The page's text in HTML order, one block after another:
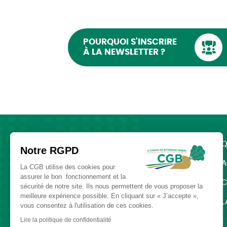
POURQUOI S'INSCRIRE
À LA NEWSLETTER ?
SUIVEZ-NOUS :
Notre RGPD
La CGB utilise des cookies pour
assurer le bon fonctionnement et la
sécurité de notre site. Ils nous permettent de vous proposer la
meilleure expérience possible. En cliquant sur « J’accepte »,
vous consentez à l'utilisation de ces cookies.
Lire la politique de confidentialité